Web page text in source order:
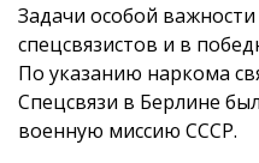
Задачи особой
спецсвязистов и в
По указанию наркома
Спецсвязи в Берлине
военную миссию СССР.